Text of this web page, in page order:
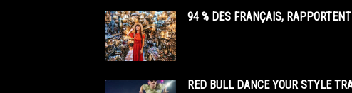
94 % DES FRANÇAIS,
RED BULL DANCE YOUR STYLE